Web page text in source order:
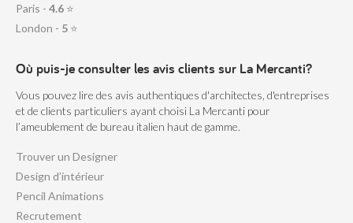
Paris - 4.6 ⭐
London - 5 ⭐
Où puis-je consulter les avis clients sur La Mercanti?
Vous pouvez lire des avis authentiques d'architectes, d'entreprises
et de clients particuliers ayant choisi La Mercanti pour
l’ameublement de bureau italien haut de gamme.
Trouver un Designer
Design d’intérieur
Pencil Animations
Recrutement